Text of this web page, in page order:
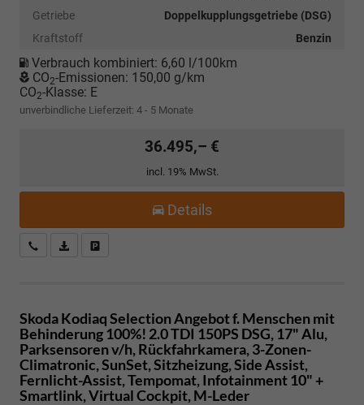
Getriebe
Doppelkupplungsgetriebe (DSG)
Kraftstoff
Benzin
Verbrauch kombiniert: 6,60 l/100km
CO2-Emissionen: 150,00 g/km
CO2-Klasse: E
unverbindliche Lieferzeit: 4 - 5 Monate
36.495,– €
incl. 19% MwSt.
Details
Kostenloser Rückruf-Service
PDF-Datei, Fahrzeugexposé drucken
Skoda KodiaqSelection Angebot f. Menschen mit
Behinderung 100%! 2.0 TDI 150PS DSG, 17" Alu,
Parksensoren v/h, Rückfahrkamera, 3-Zonen-
Climatronic, SunSet, Sitzheizung, Side Assist,
Fernlicht-Assist, Tempomat, Infotainment 10" +
Smartlink, Virtual Cockpit, M-Leder